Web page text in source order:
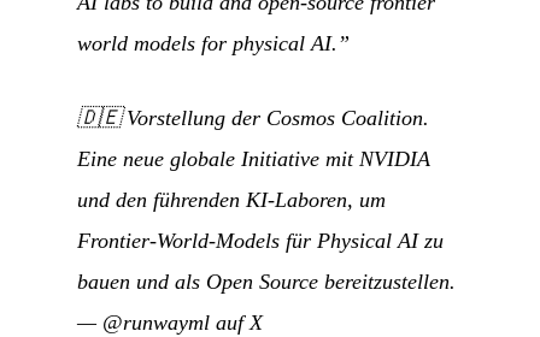
world models for physical AI.”
🇩🇪Vorstellung der Cosmos Coalition.
Eine neue globale Initiative mit NVIDIA
und den führenden KI-Laboren, um
Frontier-World-Models für Physical AI zu
bauen und als Open Source bereitzustellen.
— @runwayml auf X